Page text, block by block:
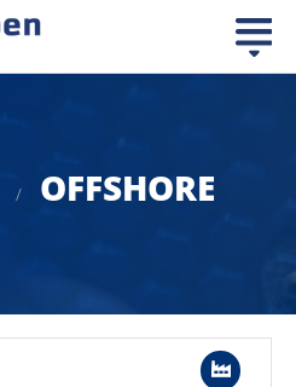
/ OFFSHORE